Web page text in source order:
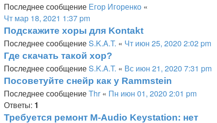
Последнее сообщение Егор Игоренко «
Чт мар 18, 2021 1:37 pm
Подскажите хоры для Kontakt
Последнее сообщениеS.K.A.T. « Чт июн 25, 2020 2:02 pm
Где скачать такой хор?
Последнее сообщениеS.K.A.T. « Вс июн 21, 2020 7:31 pm
Посоветуйте снейр как у Rammstein
Последнее сообщениеThr « Пн июн 01, 2020 2:01 pm
Ответы: 1
Требуется ремонт M-Аudio Keystation: нет